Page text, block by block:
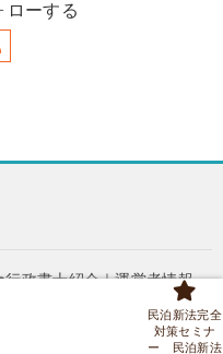
ローする
行政書士紹介｜運営者情報
●民泊・旅館業 料金表
民泊新法完全
対策セミナ
ー 民泊新法